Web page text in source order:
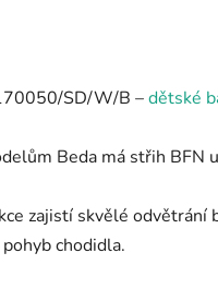
SD/W/B –dětské
Beda má střih BFN
zajistí skvělé odvětrání
chodidla.